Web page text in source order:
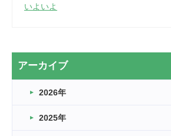
いよいよ
2026.03.20
なぎなた
2026.03.16
アーカイブ
2026年
2025年